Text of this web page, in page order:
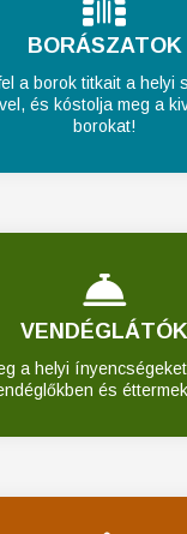
BORÁSZATOK
a borok titkait a helyi
és kóstolja meg a
borokat!
VENDÉGLÁTÓK
a helyi
és